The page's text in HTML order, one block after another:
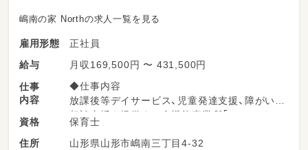
12:00～13:00 お昼休憩
14:00～ 送迎
15:00～15:45 個別療育①
15:45～16:30 記録
嶋南の家 Northの求人一覧を見る
雇用形態
正社員
給与
月収169,500円 〜 431,500円
仕事
内容
◆仕事内容
放課後等デイサービス、児童発達支援、障がい児
相談支援を提供する多機能事業所「セカンドハ
ウス彩祐結 嶋南の家」にて、保育士として、障が
いのある児童の療育支援をお任せします。
資格
保育士
住所
山形県山形市嶋南三丁目4-32